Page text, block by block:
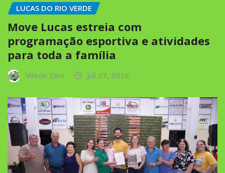
LUCAS DO RIO VERDE
Move Lucas estreia com
programação esportiva e atividades
para toda a família
Vilson Zeni jul 27, 2026